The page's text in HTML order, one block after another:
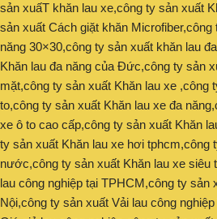
sản xuấT khăn lau xe,công ty sản xuất
sản xuất Cách giặt khăn Microfiber,công
năng 30×30,công ty sản xuất khăn lau
Khăn lau đa năng của Đức,công ty sản
mặt,công ty sản xuất Khăn lau xe ,công
to,công ty sản xuất Khăn lau xe đa
xe ô to cao cấp,công ty sản xuất Khăn
ty sản xuất Khăn lau xe hơi tphcm,công
nước,công ty sản xuất Khăn lau xe siêu
lau công nghiệp tại TPHCM,công ty sản
Nội,công ty sản xuất Vải lau công